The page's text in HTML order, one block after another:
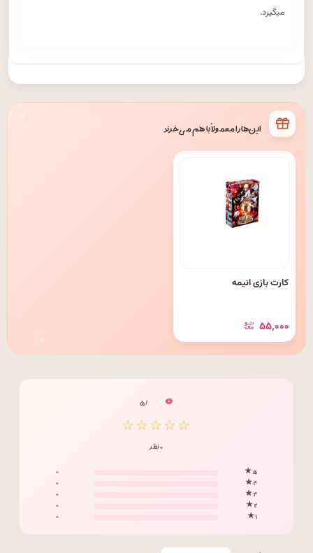
میگیرد.
این‌ها را معمولاً با هم می‌خرند
کارت بازی انیمه
۵۵٬۰۰۰
۰ / ۵
☆☆☆☆☆
۰ نظر
۵ ★
۰
۴ ★
۰
۳ ★
۰
۲ ★
۰
۱ ★
۰